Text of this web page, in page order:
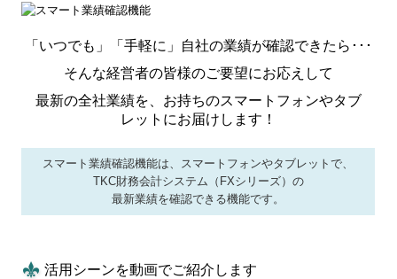
経営革新等認定支援機関
相続税申告・相続対策
よくある質問
事務所概要
「いつでも」「手軽に」自社の業績が確認できたら･･･
そんな経営者の皆様のご要望にお応えして
最新の全社業績を、お持ちのスマートフォンやタブ
レットにお届けします！
スマート業績確認機能は、スマートフォンやタブレットで、
TKC財務会計システム（FXシリーズ）の
最新業績を確認できる機能です。
活用シーンを動画でご紹介します